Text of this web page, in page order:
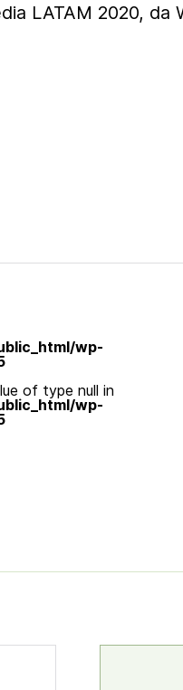
LATAM 2020, da
wp-
of type null in
wp-